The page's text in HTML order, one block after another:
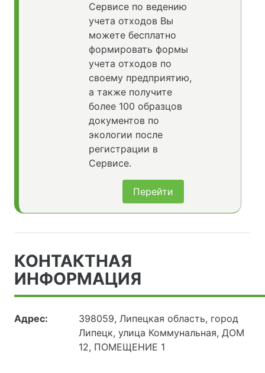
Сервисе по ведению
учета отходов Вы
можете бесплатно
формировать формы
учета отходов по
своему предприятию,
а также получите
более 100 образцов
документов по
экологии после
регистрации в
Сервисе.
Перейти
КОНТАКТНАЯ
ИНФОРМАЦИЯ
Адрес:
398059, Липецкая область, город
Липецк, улица Коммунальная, ДОМ
12, ПОМЕЩЕНИЕ 1